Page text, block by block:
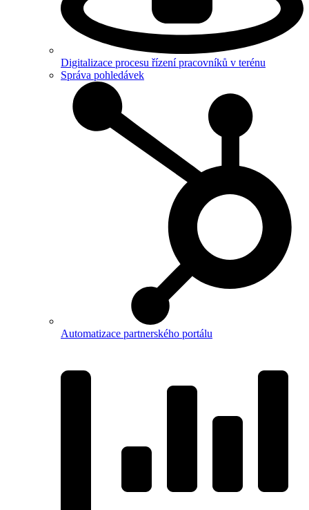
Digitalizace procesu řízení pracovníků v terénu
Správa pohledávek
Automatizace partnerského portálu